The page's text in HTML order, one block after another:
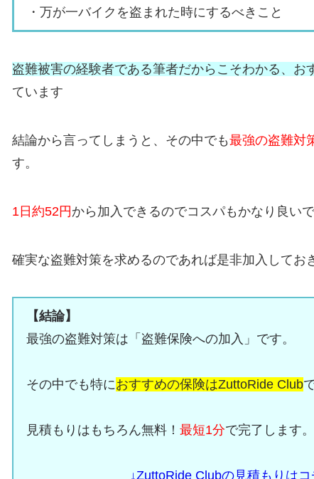
・万が一バイクを盗まれた時にするべきこと
盗難被害の経験者である筆者だからこそわかる、お
ています
結論から言ってしまうと、その中でも最強の盗難対
す。
1日約52円 から加入できるのでコスパもかなり良いで
確実な盗難対策を求めるのであれば是非加入してお
【結論】
最強の盗難対策は「盗難保険への加入」です。
その中でも特におすすめの保険はZuttoRide Club
見積もりはもちろん無料！ 最短1分で完了します。
↓ZuttoRide Clubの見積もりはコ